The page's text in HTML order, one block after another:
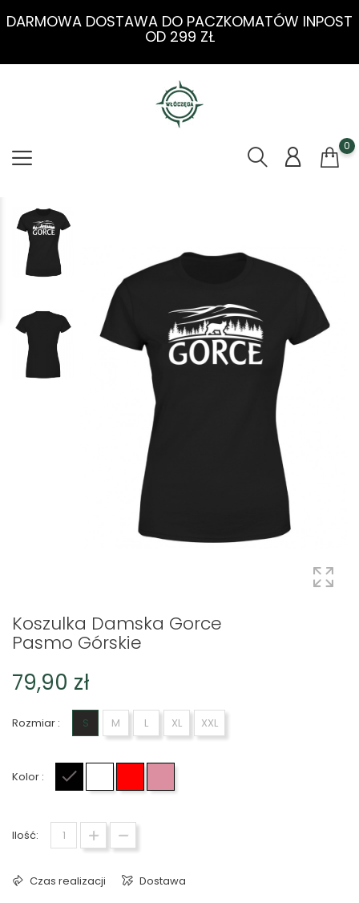
DARMOWA DOSTAWA DO PACZKOMATÓW INPOST
OD 299 ZŁ
0
Koszulka Damska Gorce
Pasmo Górskie
79,90 zł
Rozmiar : S M L XL XXL
Kolor :
Ilość:
Czas realizacji Dostawa